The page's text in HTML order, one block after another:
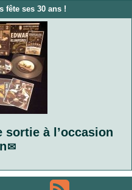
fête ses 30 ans !
sortie à l’occasion